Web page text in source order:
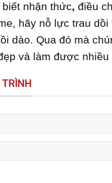
nhận thức, điều
hãy nỗ lực trau
dào. Qua đó mà
và làm được